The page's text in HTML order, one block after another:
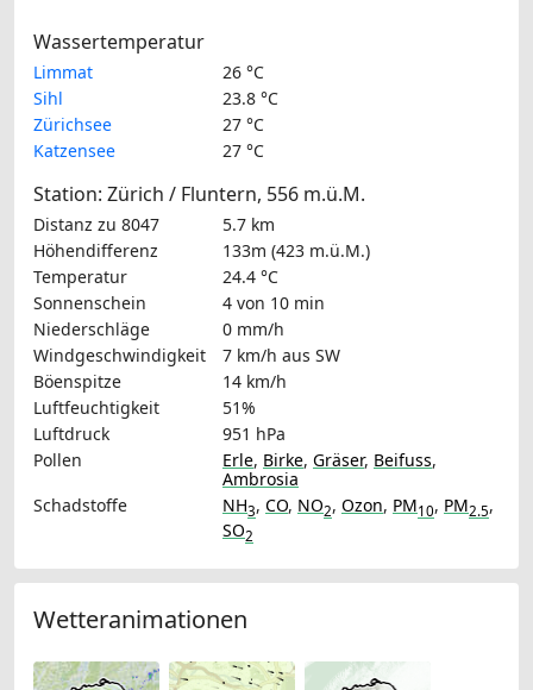
Wassertemperatur
Limmat
26 °C
Sihl
23.8 °C
Zürichsee
27 °C
Katzensee
27 °C
Station: Zürich / Fluntern, 556 m.ü.M.
Distanz zu 8047
5.7 km
Höhendifferenz
133m (423 m.ü.M.)
Temperatur
24.4 °C
Sonnenschein
4 von 10 min
Niederschläge
0 mm/h
Windgeschwindigkeit
7 km/h aus SW
Böenspitze
14 km/h
Luftfeuchtigkeit
51%
Luftdruck
951 hPa
Pollen
Erle, Birke, Gräser, Beifuss,
Ambrosia
Schadstoffe
NH3, CO, NO2, Ozon, PM10, PM2.5,
SO2
Wetteranimationen